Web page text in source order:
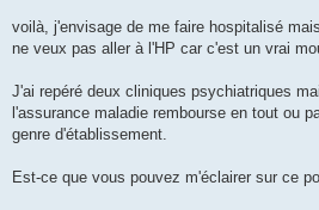
g
voilà, j'envisage de me faire hospitalisé
ne veux pas aller à l'HP car c'est un vrai
J'ai repéré deux cliniques psychiatriques
l'assurance maladie rembourse en tout ou
genre d'établissement.
Est-ce que vous pouvez m'éclairer sur ce